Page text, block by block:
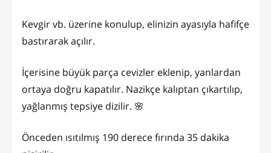
Kevgir vb. üzerine konulup, elinizin ayasıyla hafifçe
bastırarak açılır.
İçerisine büyük parça cevizler eklenip, yanlardan
ortaya doğru kapatılır. Nazikçe kalıptan çıkartılıp,
yağlanmış tepsiye dizilir. 🌸
Önceden ısıtılmış 190 derece fırında 35 dakika